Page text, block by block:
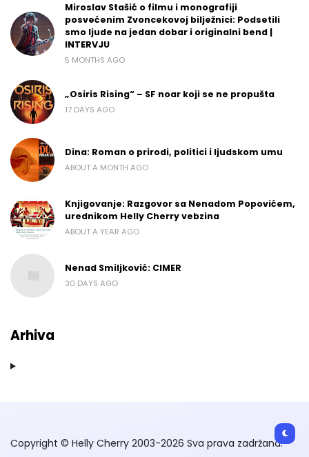
Miroslav Stašić o filmu i monografiji
posvećenim Zvoncekovoj bilježnici: Podsetili
smo ljude na jedan dobar i originalni bend |
INTERVJU
5 MONTHS AGO
„Osiris Rising“ – SF noar koji se ne propušta
17 DAYS AGO
Dina: Roman o prirodi, politici i ljudskom umu
ABOUT A MONTH AGO
Knjigovanje: Razgovor sa Nenadom Popovićem,
urednikom Helly Cherry vebzina
ABOUT A YEAR AGO
Nenad Smiljković: CIMER
30 DAYS AGO
Arhiva
Copyright © Helly Cherry 2003-2026 Sva prava zadržana.